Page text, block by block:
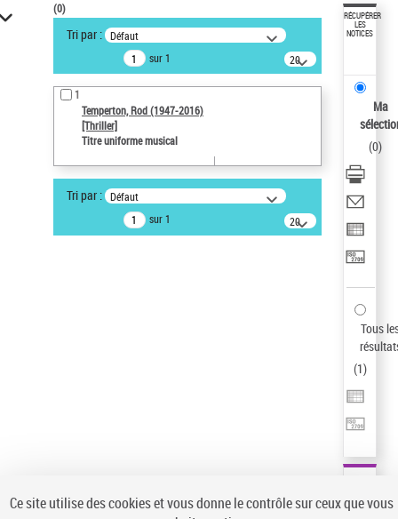
VOTRE RECHERCHE
Recherche avancée dans les
notices d’autorité
Œuvres liées à l'auteur :
Temperton, Rod (1947-2016)
Type de notice d'autorité
Type de notice d'autorité
(0)
Tri par : Défaut
sur 1
20
résultats/page
1
Temperton, Rod (1947-2016)
[Thriller]
Titre uniforme musical
Tri par : Défaut
sur 1
20
résultats/page
RÉCUPÉRER
LES
NOTICES
Ma
(0)
Tous
(1)
Ce site utilise des cookies et vous donne le contrôle sur ceux que vous